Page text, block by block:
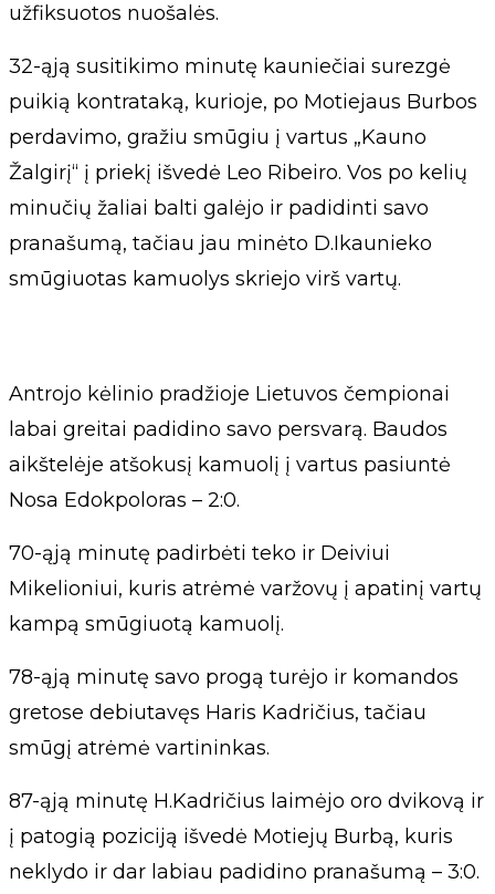
užfiksuotos nuošalės.
32-ąją susitikimo minutę kauniečiai surezgė
puikią kontrataką, kurioje, po Motiejaus Burbos
perdavimo, gražiu smūgiu į vartus „Kauno
Žalgirį“ į priekį išvedė Leo Ribeiro. Vos po kelių
minučių žaliai balti galėjo ir padidinti savo
pranašumą, tačiau jau minėto D.Ikaunieko
smūgiuotas kamuolys skriejo virš vartų.
Antrojo kėlinio pradžioje Lietuvos čempionai
labai greitai padidino savo persvarą. Baudos
aikštelėje atšokusį kamuolį į vartus pasiuntė
Nosa Edokpoloras – 2:0.
70-ąją minutę padirbėti teko ir Deiviui
Mikelioniui, kuris atrėmė varžovų į apatinį vartų
kampą smūgiuotą kamuolį.
78-ąją minutę savo progą turėjo ir komandos
gretose debiutavęs Haris Kadričius, tačiau
smūgį atrėmė vartininkas.
87-ąją minutę H.Kadričius laimėjo oro dvikovą ir
į patogią poziciją išvedė Motiejų Burbą, kuris
neklydo ir dar labiau padidino pranašumą – 3:0.